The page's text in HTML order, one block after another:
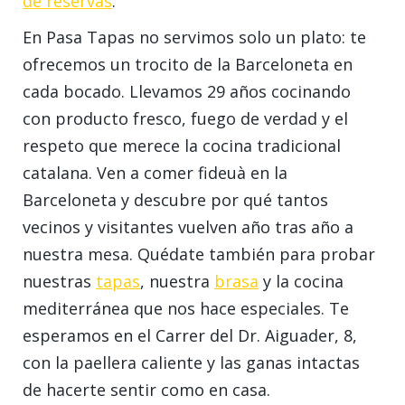
En Pasa Tapas no servimos solo un plato: te
ofrecemos un trocito de la Barceloneta en
cada bocado. Llevamos 29 años cocinando
con producto fresco, fuego de verdad y el
respeto que merece la cocina tradicional
catalana. Ven a comer fideuà en la
Barceloneta y descubre por qué tantos
vecinos y visitantes vuelven año tras año a
nuestra mesa. Quédate también para probar
nuestras tapas, nuestra brasa y la cocina
mediterránea que nos hace especiales. Te
esperamos en el Carrer del Dr. Aiguader, 8,
con la paellera caliente y las ganas intactas
de hacerte sentir como en casa.